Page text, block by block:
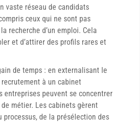
vaste réseau de candidats
ceux qui ne sont pas
recherche d’un emploi. Cela
et d’attirer des profils rares et
de temps : en externalisant le
à un cabinet
entreprises peuvent se concentrer
métier. Les cabinets gèrent
processus, de la présélection des